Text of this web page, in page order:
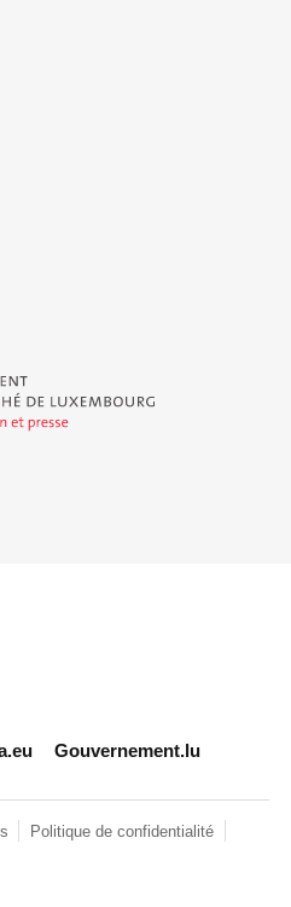
de Luxembourg - Service
Gouvernement.lu
Politique de confidentialité